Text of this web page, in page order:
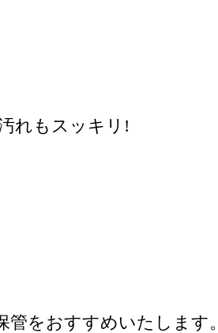
れもスッキリ!
をおすすめいたします。